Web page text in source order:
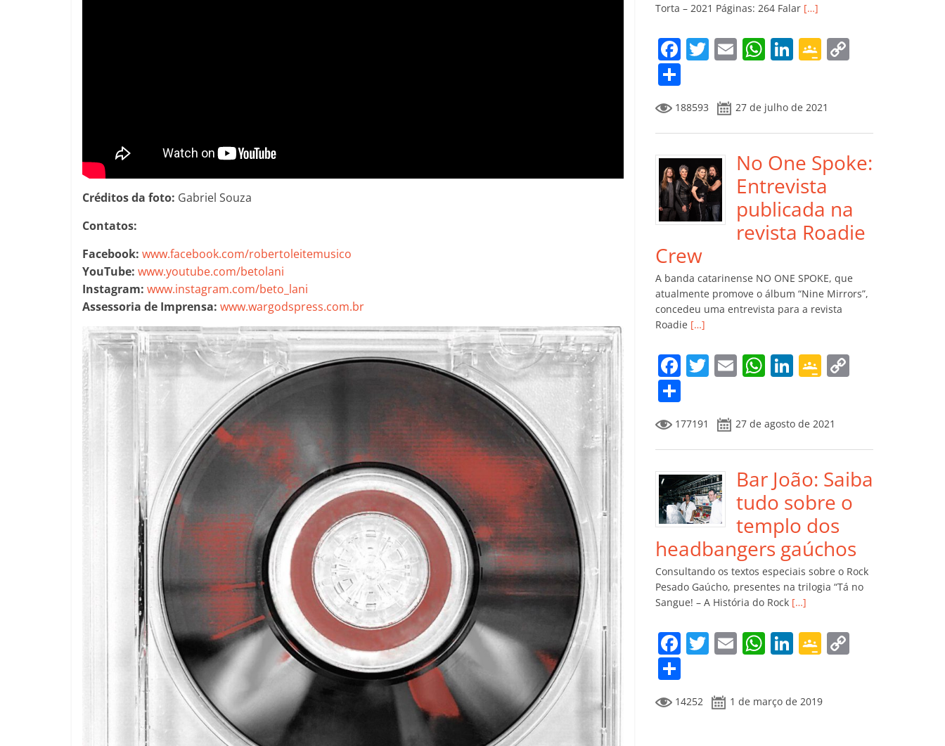
Créditos da foto: Gabriel Souza
Contatos:
Facebook: www.facebook.com/robertoleitemusico
YouTube: www.youtube.com/betolani
Instagram: www.instagram.com/beto_lani
Assessoria de Imprensa: www.wargodspress.com.br
Torta – 2021 Páginas: 264 Falar […]
F
e
b
o
o
k
T
itt
er
E
l
W
s
A
p
p
Li
e
dI
n
G
gl
e
Cl
a
ss
ro
m
Li
n
o
m
p
ar
til
h
ar
188593 27 de julho de 2021
No One Spoke:
Entrevista
publicada na
revista Roadie
Crew
A banda catarinense NO ONE SPOKE, que
atualmente promove o álbum “Nine Mirrors”,
concedeu uma entrevista para a revista
Roadie […]
F
e
b
o
o
k
T
itt
er
E
l
W
s
A
p
p
Li
e
dI
n
G
gl
e
Cl
a
ss
ro
o
m
Li
n
k
o
m
p
ar
til
h
ar
177191 27 de agosto de 2021
Bar João: Saiba
tudo sobre o
templo dos
headbangers gaúchos
Consultando os textos especiais sobre o Rock
Pesado Gaúcho, presentes na trilogia “Tá no
Sangue! – A História do Rock […]
F
e
T
itt
er
E
l
W
s
Li
e
G
gl
o
m
14252 1 de março de 2019